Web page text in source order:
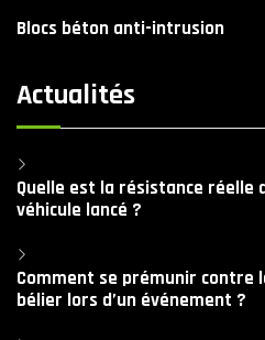
Blocs béton anti-intrusion
Actualités
Quelle est la résistance réelle
véhicule lancé ?
Comment se prémunir contre
bélier lors d’un événement ?